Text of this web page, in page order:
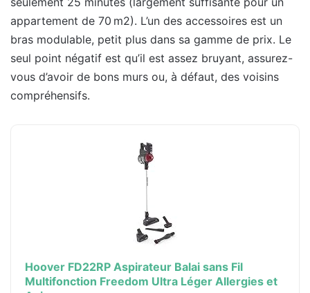
appartement de 70 m2). L’un des accessoires est un
bras modulable, petit plus dans sa gamme de prix. Le
seul point négatif est qu’il est assez bruyant, assurez-
vous d’avoir de bons murs ou, à défaut, des voisins
compréhensifs.
Hoover FD22RP Aspirateur Balai sans Fil
Multifonction Freedom Ultra Léger Allergies et